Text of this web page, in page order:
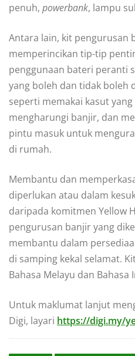
penuh, powerbank, lampu
Antara lain, kit pengurusan
memperincikan tip-tip
penggunaan bateri peranti
yang boleh dan tidak boleh
seperti memakai kasut
mengharungi banjir, dan
pintu masuk untuk
di rumah.
Membantu dan
diperlukan atau dalam
daripada komitmen Yellow
pengurusan banjir yang
membantu dalam
di samping kekal selamat.
Bahasa Melayu dan Bahasa
Untuk maklumat lanjut
Digi, layari https://digi.my/